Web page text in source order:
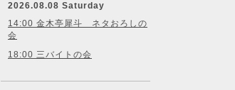
2026.08.08 Saturday
14:00 金木亭犀斗 ネタおろしの
会
18:00 三バイトの会